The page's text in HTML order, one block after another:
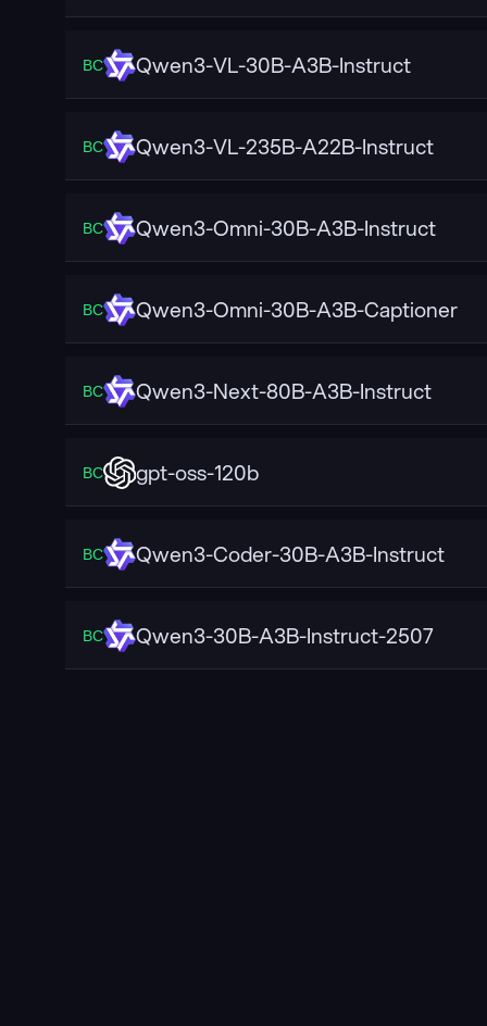
ВС Qwen3-VL-30B-A3B-Instruct
ВС Qwen3-VL-235B-A22B-Instruct
ВС Qwen3-Omni-30B-A3B-Instruct
ВС Qwen3-Omni-30B-A3B-Captioner
ВС Qwen3-Next-80B-A3B-Instruct
ВС gpt-oss-120b
ВС Qwen3-Coder-30B-A3B-Instruct
ВС Qwen3-30B-A3B-Instruct-2507